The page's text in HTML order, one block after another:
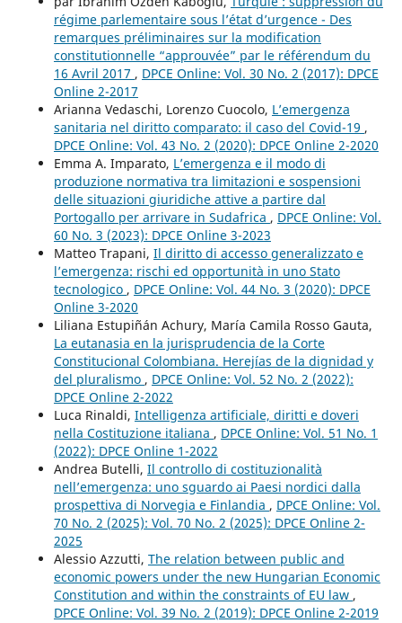
régime parlementaire sous l’état d’urgence - Des
remarques préliminaires sur la modification
constitutionnelle “approuvée” par le référendum du
16 Avril 2017 , DPCE Online: Vol. 30 No. 2 (2017): DPCE
Online 2-2017
Arianna Vedaschi, Lorenzo Cuocolo, L’emergenza
sanitaria nel diritto comparato: il caso del Covid-19 ,
DPCE Online: Vol. 43 No. 2 (2020): DPCE Online 2-2020
Emma A. Imparato, L’emergenza e il modo di
produzione normativa tra limitazioni e sospensioni
delle situazioni giuridiche attive a partire dal
Portogallo per arrivare in Sudafrica , DPCE Online: Vol.
60 No. 3 (2023): DPCE Online 3-2023
Matteo Trapani, Il diritto di accesso generalizzato e
l’emergenza: rischi ed opportunità in uno Stato
tecnologico , DPCE Online: Vol. 44 No. 3 (2020): DPCE
Online 3-2020
Liliana Estupiñán Achury, María Camila Rosso Gauta,
La eutanasia en la jurisprudencia de la Corte
Constitucional Colombiana. Herejías de la dignidad y
del pluralismo , DPCE Online: Vol. 52 No. 2 (2022):
DPCE Online 2-2022
Luca Rinaldi, Intelligenza artificiale, diritti e doveri
nella Costituzione italiana , DPCE Online: Vol. 51 No. 1
(2022): DPCE Online 1-2022
Andrea Butelli, Il controllo di costituzionalità
nell’emergenza: uno sguardo ai Paesi nordici dalla
prospettiva di Norvegia e Finlandia , DPCE Online: Vol.
70 No. 2 (2025): Vol. 70 No. 2 (2025): DPCE Online 2-
2025
Alessio Azzutti, The relation between public and
economic powers under the new Hungarian Economic
Constitution and within the constraints of EU law ,
DPCE Online: Vol. 39 No. 2 (2019): DPCE Online 2-2019